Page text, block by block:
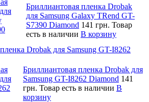
Бриллиантовая пленка Drobak
для Samsung Galaxy TRend GT-
S7390 Diamond 141 грн. Товар
есть в наличии В корзину
Drobak для Samsung GT-I8262
Бриллиантовая пленка Drobak для
Samsung GT-I8262 Diamond 141
грн. Товар есть в наличии В
корзину